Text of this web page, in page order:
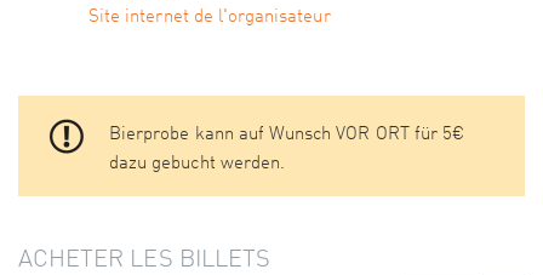
Site internet de l'organisateur
Bierprobe kann auf Wunsch VOR ORT für 5€
dazu gebucht werden.
ACHETER LES BILLETS